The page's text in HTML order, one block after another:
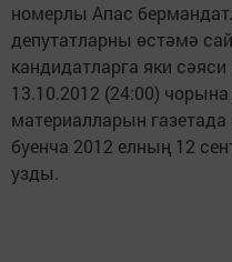
номерлы Апас
депутатларны өстәмә
кандидатларга яки
13.10.2012 (24:00)
материалларын
буенча 2012 елның 12
узды.